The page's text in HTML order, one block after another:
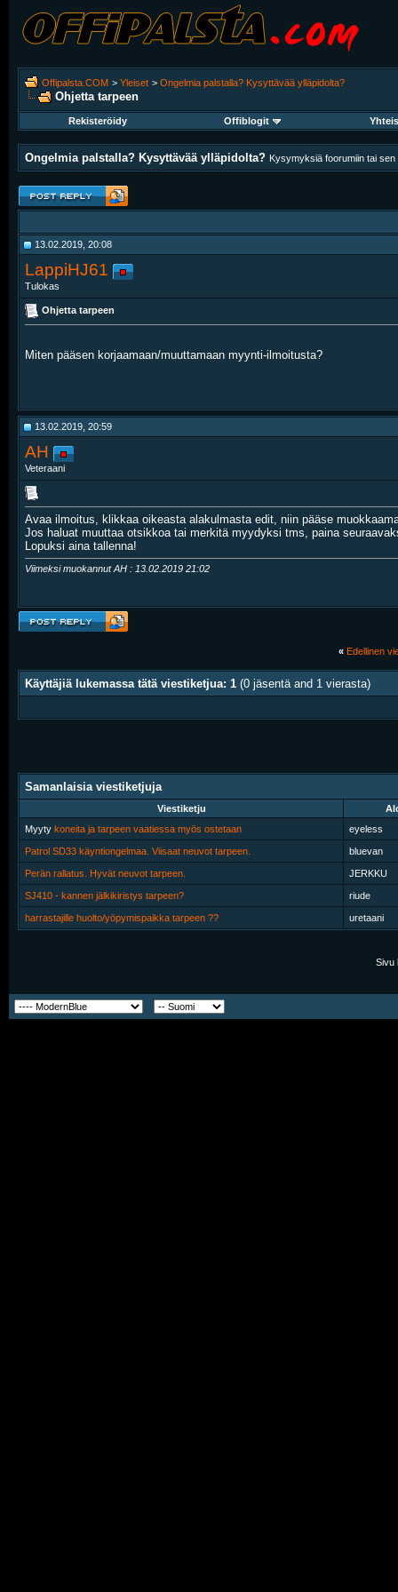
Offipalsta.COM > Yleiset > Ongelmia palstalla? Kysyttävää ylläpidolta?
Ohjetta tarpeen
Rekisteröidy Offiblogit
Ongelmia palstalla? Kysyttävää ylläpidolta? Kysymyksiä foorumiin tai
13.02.2019, 20:08
LappiHJ61
Tulokas
Ohjetta tarpeen
Miten pääsen korjaamaan/muuttamaan myynti-ilmoitusta?
13.02.2019, 20:59
AH
Veteraani
Avaa ilmoitus, klikkaa oikeasta alakulmasta edit, niin pääse
Jos haluat muuttaa otsikkoa tai merkitä myydyksi tms, paina
Lopuksi aina tallenna!
Viimeksi muokannut AH : 13.02.2019 21:02
« Edellinen
Käyttäjiä lukemassa tätä viestiketjua: 1 (0 jäsentä and 1 vierasta)
Samanlaisia viestiketjuja
Viestiketju
Myyty koneita ja tarpeen vaatiessa myös ostetaan eyeless
Patrol SD33 käyntiongelmaa. Viisaat neuvot tarpeen. bluevan
Perän rallatus. Hyvät neuvot tarpeen. JERKKU
SJ410 - kannen jälkikiristys tarpeen? riude
harrastajille huolto/yöpymispaikka tarpeen ?? uretaani
Sivu